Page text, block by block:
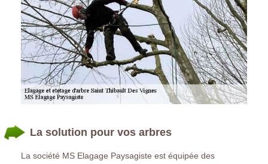
La solution pour vos arbres
La société MS Elagage Paysagiste est équipée des